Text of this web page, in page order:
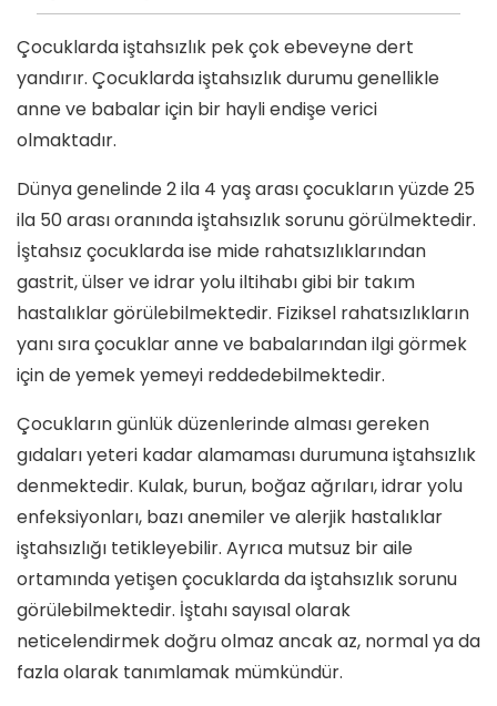
Çocuklarda iştahsızlık pek çok ebeveyne dert
yandırır. Çocuklarda iştahsızlık durumu genellikle
anne ve babalar için bir hayli endişe verici
olmaktadır.
Dünya genelinde 2 ila 4 yaş arası çocukların yüzde 25
ila 50 arası oranında iştahsızlık sorunu görülmektedir.
İştahsız çocuklarda ise mide rahatsızlıklarından
gastrit, ülser ve idrar yolu iltihabı gibi bir takım
hastalıklar görülebilmektedir. Fiziksel rahatsızlıkların
yanı sıra çocuklar anne ve babalarından ilgi görmek
için de yemek yemeyi reddedebilmektedir.
Çocukların günlük düzenlerinde alması gereken
gıdaları yeteri kadar alamaması durumuna iştahsızlık
denmektedir. Kulak, burun, boğaz ağrıları, idrar yolu
enfeksiyonları, bazı anemiler ve alerjik hastalıklar
iştahsızlığı tetikleyebilir. Ayrıca mutsuz bir aile
ortamında yetişen çocuklarda da iştahsızlık sorunu
görülebilmektedir. İştahı sayısal olarak
neticelendirmek doğru olmaz ancak az, normal ya da
fazla olarak tanımlamak mümkündür.